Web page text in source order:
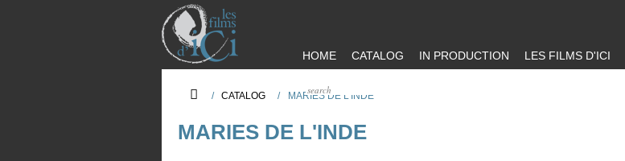
HOME CATALOG IN PRODUCTION LES FILMS D'ICI
/ CATALOG / MARIES DE L'INDE
MARIES DE L'INDE